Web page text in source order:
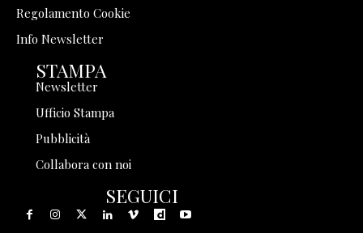
Regolamento Cookie
Info Newsletter
STAMPA
Newsletter
Ufficio Stampa
Pubblicità
Collabora con noi
SEGUICI